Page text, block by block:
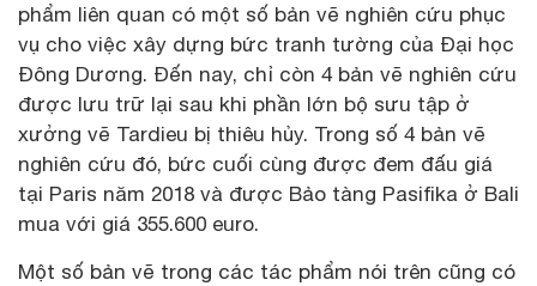
phẩm liên quan có một số bản vẽ nghiên cứu phục
vụ cho việc xây dựng bức tranh tường của Đại học
Đông Dương. Đến nay, chỉ còn 4 bản vẽ nghiên cứu
được lưu trữ lại sau khi phần lớn bộ sưu tập ở
xưởng vẽ Tardieu bị thiêu hủy. Trong số 4 bản vẽ
nghiên cứu đó, bức cuối cùng được đem đấu giá
tại Paris năm 2018 và được Bảo tàng Pasifika ở Bali
mua với giá 355.600 euro.
Một số bản vẽ trong các tác phẩm nói trên cũng có